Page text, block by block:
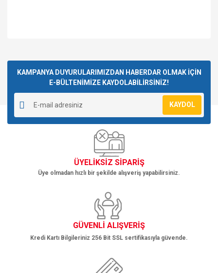
Yorum Yaz
kullanarak tarafımıza iletebilirsiniz.
Görüş ve önerileriniz için teşekkür ederiz.
Ürün resmi kalitesiz, bozuk veya görüntülenemiyor.
Ürün açıklamasında eksik bilgiler bulunuyor.
Ürün bilgilerinde hatalar bulunuyor.
Ürün fiyatı diğer sitelerden daha pahalı.
Bu ürüne benzer farklı alternatifler olmalı.
Gönder
KAMPANYA DUYURULARIMIZDAN HABERDAR OLMAK İÇİN
E-BÜLTENİMİZE KAYDOLABİLİRSİNİZ!
KAYDOL
ÜYELİKSİZ SİPARİŞ
Üye olmadan hızlı bir şekilde alışveriş yapabilirsiniz.
GÜVENLİ ALIŞVERİŞ
Kredi Kartı Bilgileriniz 256 Bit SSL sertifikasıyla güvende.